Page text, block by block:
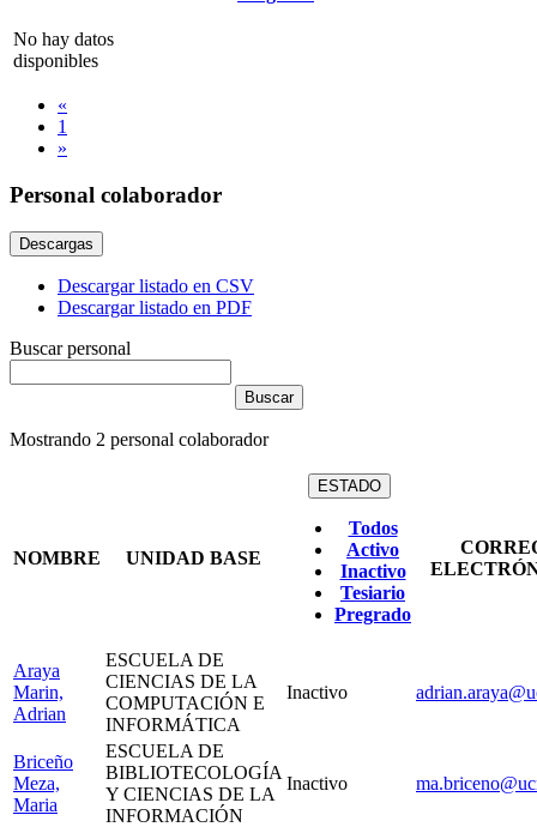
No hay datos
disponibles
«
1
»
Personal colaborador
Descargas
Descargar listado en CSV
Descargar listado en PDF
Buscar personal
Mostrando 2 personal colaborador
NOMBRE UNIDAD BASE
ESTADO
Todos
Activo
Inactivo
Tesiario
Pregrado
Araya
Marin,
Adrian
ESCUELA DE
CIENCIAS DE LA
COMPUTACIÓN E
INFORMÁTICA
Inactivo
Briceño
Meza,
Maria
ESCUELA DE
BIBLIOTECOLOGÍA
Y CIENCIAS DE LA
INFORMACIÓN
Inactivo